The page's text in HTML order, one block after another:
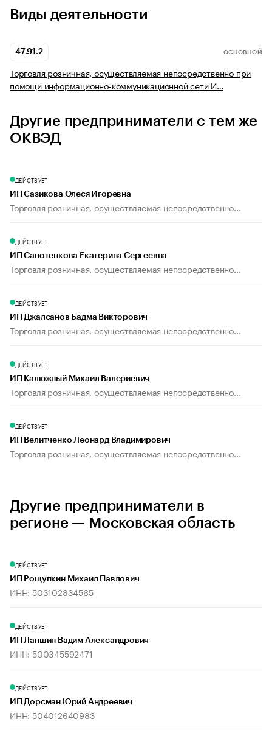
Виды деятельности
47.91.2 ОСНОВНОЙ
Торговля розничная, осуществляемая непосредственно при
помощи информационно-коммуникационной сети И…
Другие предприниматели с тем же
ОКВЭД
ДЕЙСТВУЕТ
ИП Сазикова Олеся Игоревна
Торговля розничная, осуществляемая непосредственно...
ДЕЙСТВУЕТ
ИП Сапотенкова Екатерина Сергеевна
Торговля розничная, осуществляемая непосредственно...
ДЕЙСТВУЕТ
ИП Джалсанов Бадма Викторович
Торговля розничная, осуществляемая непосредственно...
ДЕЙСТВУЕТ
ИП Калюжный Михаил Валериевич
Торговля розничная, осуществляемая непосредственно...
ДЕЙСТВУЕТ
ИП Велитченко Леонард Владимирович
Торговля розничная, осуществляемая непосредственно...
Другие предприниматели в
регионе — Московская область
ДЕЙСТВУЕТ
ИП Рощупкин Михаил Павлович
ИНН: 503102834565
ДЕЙСТВУЕТ
ИП Лапшин Вадим Александрович
ИНН: 500345592471
ДЕЙСТВУЕТ
ИП Дорсман Юрий Андреевич
ИНН: 504012640983